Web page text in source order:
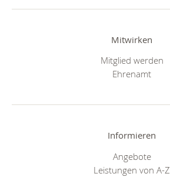
Mitwirken
Mitglied werden
Ehrenamt
Informieren
Angebote
Leistungen von A-Z